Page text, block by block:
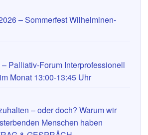
– Sommerfest Wilhelminen-
Palliativ-Forum Interprofessionell
Monat 13:00-13:45 Uhr
– oder doch? Warum wir
Menschen haben